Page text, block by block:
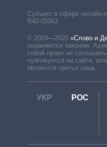
Субъект в сфере
R40-05063
© 2009—2026 «Слово и
охраняются законом.
собой право не
публикуется на сайте,
являются третьи лица.
УКР РОС